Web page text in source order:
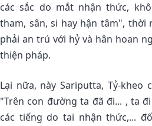
các sắc do mắt nhận thức,
tham, sân, si hay hận tâm", thời
phải an trú với hỷ và hân hoan
thiện pháp.
Lại nữa, này Sariputta, Tỷ-kheo
"Trên con đường ta đã đi... , ta
các tiếng do tai nhận thức,...